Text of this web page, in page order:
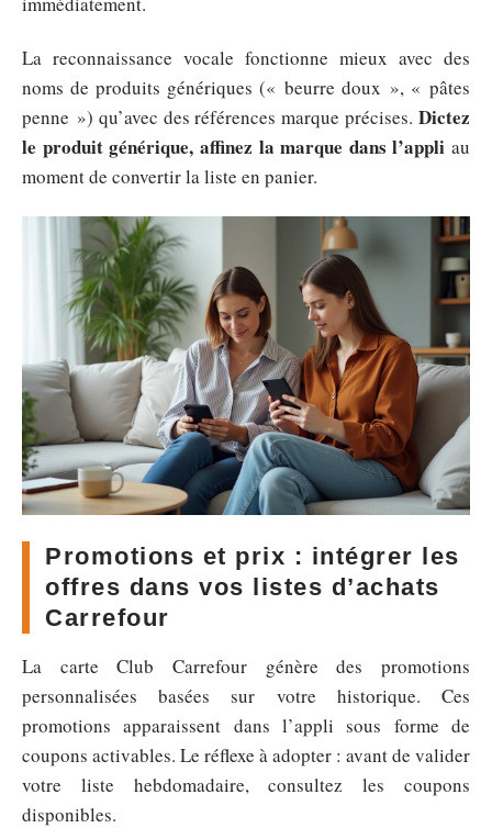
La reconnaissance vocale fonctionne mieux avec des
noms de produits génériques (« beurre doux », « pâtes
penne ») qu’avec des références marque précises. Dictez
le produit générique, affinez la marque dans l’appli au
moment de convertir la liste en panier.
Promotions et prix : intégrer les
offres dans vos listes d’achats
Carrefour
La carte Club Carrefour génère des promotions
personnalisées basées sur votre historique. Ces
promotions apparaissent dans l’appli sous forme de
coupons activables. Le réflexe à adopter : avant de valider
votre liste hebdomadaire, consultez les coupons
disponibles.